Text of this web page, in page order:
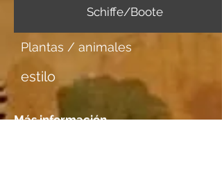
Schiffe/Boote
Plantas / animales
estilo
Más información